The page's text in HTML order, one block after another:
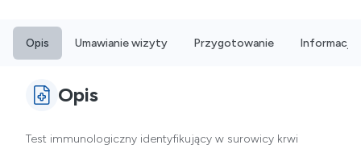
Opis Umawianie wizyty Przygotowanie Informacje
Opis
Test immunologiczny identyfikujący w surowicy krwi